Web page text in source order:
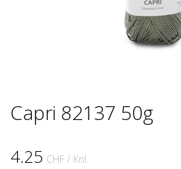
Capri 82137 50g
4.25 CHF / Knl.